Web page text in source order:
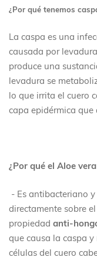
¿Por qué tenemos
La caspa es una
causada por
produce una
levadura se
lo que irrita el cuero
capa epidérmica que
¿Por qué el Aloe
- Es antibacteriano
directamente sobre
propiedad anti-
que causa la caspa
células del cuero